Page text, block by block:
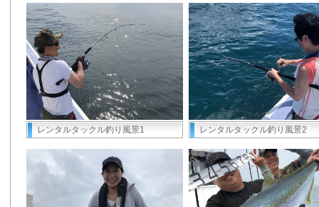
レンタルタックル釣り風景1 レンタルタックル釣り風景2